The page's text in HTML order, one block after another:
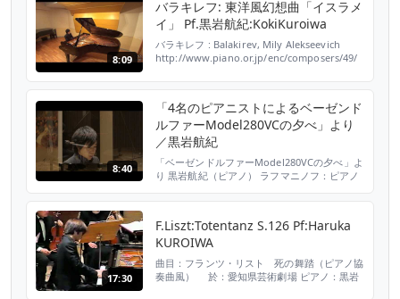
ティナ ピアノ曲事典 http...
8:09
バラキレフ: 東洋風幻想曲「イスラメ
イ」 Pf.黒岩航紀:KokiKuroiwa
バラキレフ : Balakirev, Mily Alekseevich
http://www.piano.or.jp/enc/composers/49/
「イスラメイ」（第1稿） ...
8:40
「4名のピアニストによるベーゼンド
ルファーModel280VCの夕べ」より
／黒岩航紀
「ベーゼンドルファーModel280VCの夕べ」よ
り 黒岩航紀（ピアノ） ラフマニノフ：ピアノ
Model280VC Rachmaninov / Piano Sonata
No. 2 in B-flat m...
17:30
F.Liszt:Totentanz S.126 Pf:Haruka
KUROIWA
曲目：フランツ・リスト 死の舞踏（ピアノ協
奏曲風） 於：愛知県芸術劇場 ピアノ：黒岩